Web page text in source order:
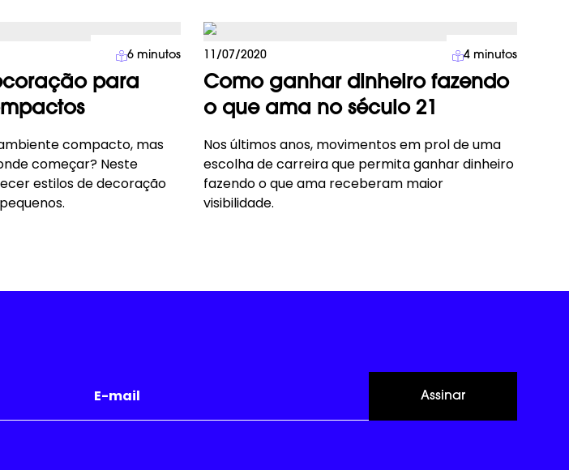
Decoração
6 minutos
para
compacto, mas
começar? Neste
estilos de decoração
Carreira
11/07/2020 4 minutos
Como ganhar dinheiro fazendo
o que ama no século 21
Nos últimos anos, movimentos em prol de uma
escolha de carreira que permita ganhar dinheiro
fazendo o que ama receberam maior
visibilidade.
Assinar